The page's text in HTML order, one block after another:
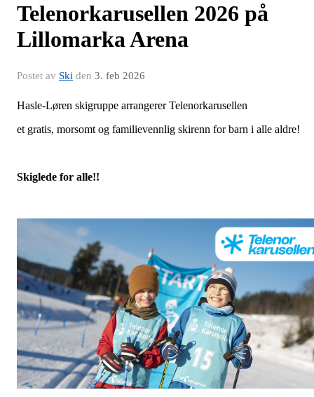
Telenorkarusellen 2026 på
Lillomarka Arena
Postet av Ski den 3. feb 2026
Hasle-Løren skigruppe arrangerer Telenorkarusellen
et gratis, morsomt og familievennlig skirenn for barn i alle aldre!
Skiglede for alle!!